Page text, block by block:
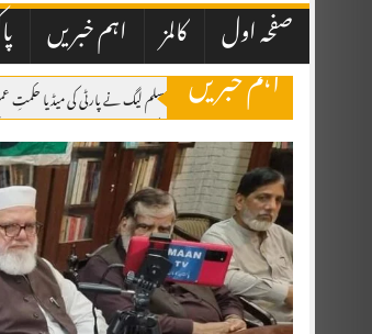
صفحہ اول کالمز اہم خبریں
اہم خبریں
اسلام آباد: پاکستان مسلم لیگ نے پارٹی کی میڈیا
قراقرم سرچ آپریشن: پاکستان آرمی ایوی ایشن نے 7 غیر ملکی کوہ پیماؤں کی میتیں اور امریکی خاتون کی جزوی باقیات اسکردو منتقل کر دیں
اٹک میں یومِ استحصال کشمیر، ریلی، واک اور دعائیہ